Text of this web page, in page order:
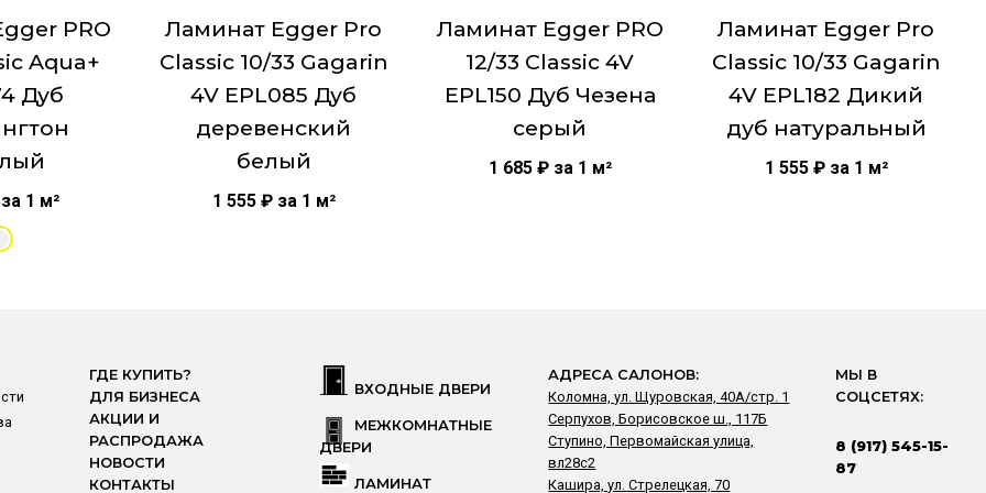
соединение
с 4-х сторон
PRO
Aqua+
Дуб
1 м²
Ламинат Egger Pro
Classic 10/33 Gagarin
4V EPL085 Дуб
деревенский
белый
1 555 ₽за 1 м²
Ламинат Egger PRO
12/33 Classic 4V
EPL150 Дуб Чезена
серый
1 685 ₽за 1 м²
Ламинат Egger Pro
Classic 10/33 Gagarin
4V EPL182 Дикий
дуб натуральный
1 555 ₽за 1 м²
ГДЕ КУПИТЬ?
ДЛЯ БИЗНЕСА
АКЦИИ И
РАСПРОДАЖА
НОВОСТИ
КОНТАКТЫ
ВХОДНЫЕ ДВЕРИ
МЕЖКОМНАТНЫЕ
ДВЕРИ
ЛАМИНАТ
АДРЕСА САЛОНОВ:
Коломна, ул. Щуровская, 40А/стр. 1
Серпухов, Борисовское ш., 117Б
Ступино, Первомайская улица,
вл28с2
Кашира, ул. Стрелецкая, 70
МЫ В
СОЦСЕТЯХ:
8 (917) 545-15-
87